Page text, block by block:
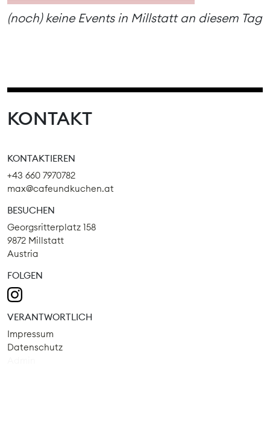
(noch) keine Events in Millstatt an diesem Tag
KONTAKT
KONTAKTIEREN
+43 660 7970782
max@cafeundkuchen.at
BESUCHEN
Georgsritterplatz 158
9872 Millstatt
Austria
FOLGEN
VERANTWORTLICH
Impressum
Datenschutz